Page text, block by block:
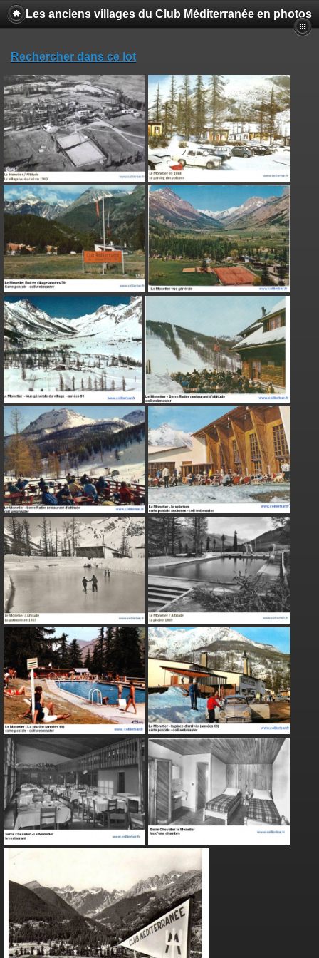
Les anciens villages du Club Méditerranée en photos
Rechercher dans ce lot